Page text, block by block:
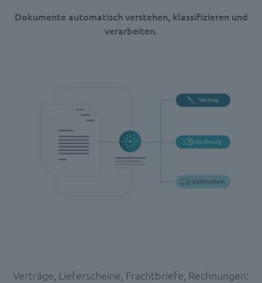
Dokumente automatisch verstehen, klassifizieren und
verarbeiten.
Verträge, Lieferscheine, Frachtbriefe, Rechnungen: